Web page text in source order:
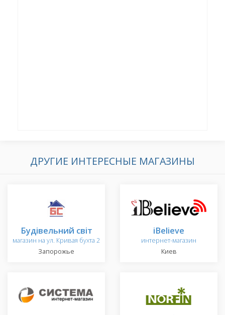
ДРУГИЕ ИНТЕРЕСНЫЕ МАГАЗИНЫ
Будівельний світ
магазин на ул. Кривая бухта 2
Запорожье
iBelieve
интернет-магазин
Киев